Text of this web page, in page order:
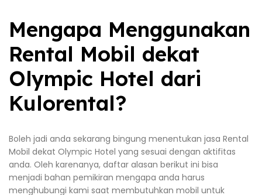
Mengapa Menggunakan
Rental Mobil dekat
Olympic Hotel dari
Kulorental?
Boleh jadi anda sekarang bingung menentukan jasa Rental
Mobil dekat Olympic Hotel yang sesuai dengan aktifitas
anda. Oleh karenanya, daftar alasan berikut ini bisa
menjadi bahan pemikiran mengapa anda harus
menghubungi kami saat membutuhkan mobil untuk